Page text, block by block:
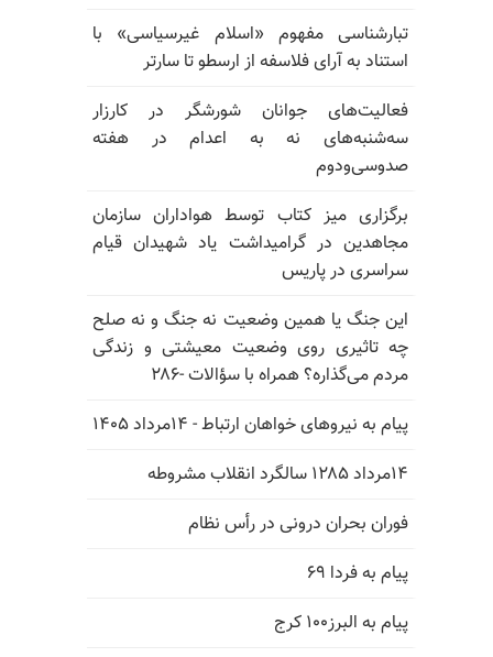
تبارشناسی مفهوم «اسلام غیرسیاسی» با
استناد به آرای فلاسفه از ارسطو تا سارتر
فعالیت‌های جوانان شورشگر در کارزار
سه‌شنبه‌های نه به اعدام در هفته
صدوسی‌و‌دوم
برگزاری میز کتاب توسط هواداران سازمان
مجاهدین در گرامیداشت یاد شهیدان قیام
سراسری در پاریس
این جنگ یا همین وضعیت نه جنگ و نه صلح
چه تاثیری روی وضعیت معیشتی و زندگی
مردم می‌گذاره؟ همراه با سؤالات -۲۸۶
پیام به نیروهای خواهان ارتباط - ۱۴مرداد ۱۴۰۵
۱۴مرداد ۱۲۸۵ سالگرد انقلاب مشروطه
فوران بحران درونی در رأس نظام
پیام به فردا ۶۹
پیام به البرز۱۰۰ کرج